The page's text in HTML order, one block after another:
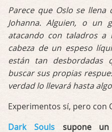
Parece que Oslo se
Johanna. Alguien, o un
atacando con taladros a
cabeza de un espeso
están tan desbordadas
buscar sus propias
verdad lo llevará hasta
Experimentos sí, pero con
Dark Soulssupone un